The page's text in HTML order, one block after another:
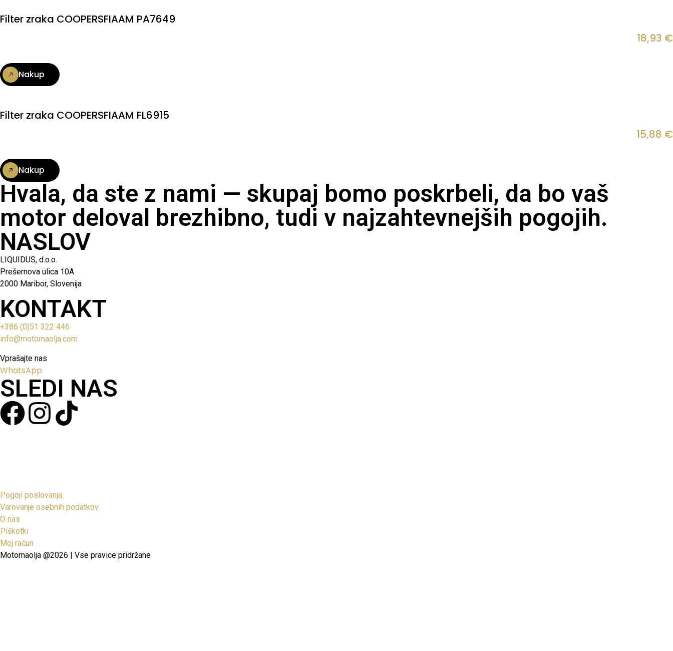
Filter zraka COOPERSFIAAM PA7649
18,93 €
Nakup
Filter zraka COOPERSFIAAM FL6915
15,88 €
Nakup
Hvala, da ste z nami — skupaj bomo poskrbeli, da bo vaš
motor deloval brezhibno, tudi v najzahtevnejših pogojih.
NASLOV
LIQUIDUS, d.o.o.
Prešernova ulica 10A
2000 Maribor, Slovenija
KONTAKT
+386 (0)51 322 446
info@motornaolja.com
Vprašajte nas
WhatsApp
SLEDI NAS
Pogoji poslovanja
Varovanje osebnih podatkov
O nas
Piškotki
Moj račun
Motornaolja @2026 | Vse pravice pridržane